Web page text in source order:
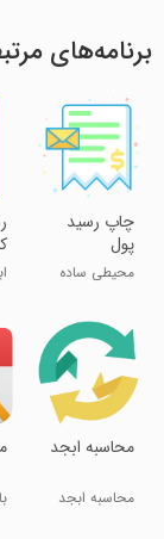
برنامه‌های
چاپ رسید
پول
محیطی ساده
‏محاسبه ابجد
محاسبه ابجد